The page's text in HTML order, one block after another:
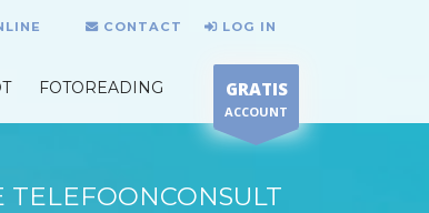
CONTACT LOG IN
FOTOREADING GRATIS
ACCOUNT
TELEFOONCONSULT